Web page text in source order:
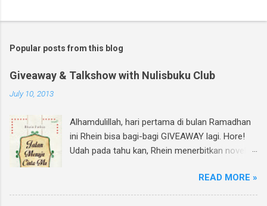
Popular posts from this blog
Giveaway & Talkshow with Nulisbuku Club
July 10, 2013
Alhamdulillah, hari pertama di bulan Ramadhan
ini Rhein bisa bagi-bagi GIVEAWAY lagi. Hore!
Udah pada tahu kan, Rhein menerbitkan novel
beredar di toko buku, termasuk di beberapa
toko buku online. Bagi yang mau tahu behind
READ MORE »